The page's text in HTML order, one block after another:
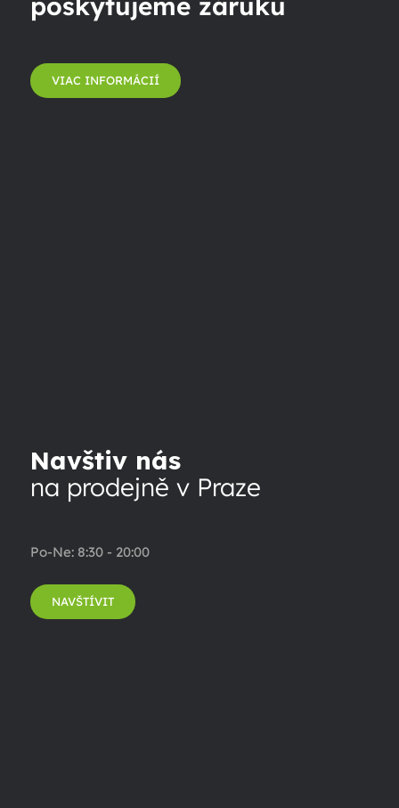
VIAC INFORMÁCIÍ
Navštiv nás
na prodejně v Praze
Po-Ne: 8:30 - 20:00
NAVŠTÍVIT